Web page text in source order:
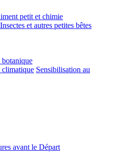
petit et chimie
Insectes et autres petites bêtes
botanique
climatique Sensibilisation au
avant le Départ